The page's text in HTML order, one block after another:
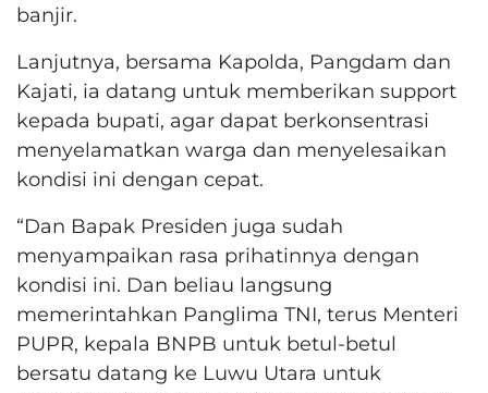
banjir.
Lanjutnya, bersama Kapolda, Pangdam dan
Kajati, ia datang untuk memberikan support
kepada bupati, agar dapat berkonsentrasi
menyelamatkan warga dan menyelesaikan
kondisi ini dengan cepat.
“Dan Bapak Presiden juga sudah
menyampaikan rasa prihatinnya dengan
kondisi ini. Dan beliau langsung
memerintahkan Panglima TNI, terus Menteri
PUPR, kepala BNPB untuk betul-betul
bersatu datang ke Luwu Utara untuk